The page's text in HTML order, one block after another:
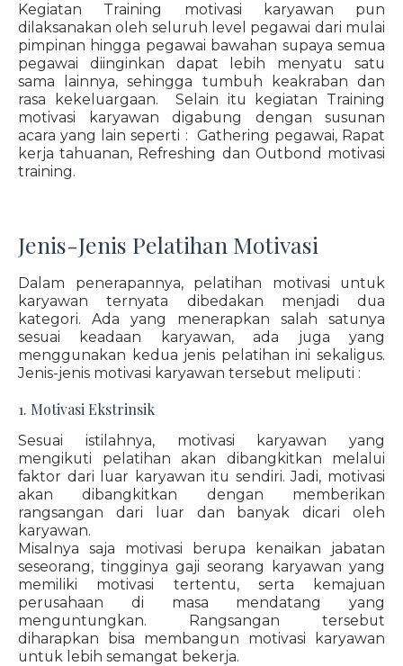
Kegiatan Training motivasi karyawan pun
dilaksanakan oleh seluruh level pegawai dari mulai
pimpinan hingga pegawai bawahan supaya semua
pegawai diinginkan dapat lebih menyatu satu
sama lainnya, sehingga tumbuh keakraban dan
rasa kekeluargaan. Selain itu kegiatan Training
motivasi karyawan digabung dengan susunan
acara yang lain seperti : Gathering pegawai, Rapat
kerja tahuanan, Refreshing dan Outbond motivasi
training.
Jenis-Jenis Pelatihan Motivasi
Dalam penerapannya, pelatihan motivasi untuk
karyawan ternyata dibedakan menjadi dua
kategori. Ada yang menerapkan salah satunya
sesuai keadaan karyawan, ada juga yang
menggunakan kedua jenis pelatihan ini sekaligus.
Jenis-jenis motivasi karyawan tersebut meliputi :
1. Motivasi Ekstrinsik
Sesuai istilahnya, motivasi karyawan yang
mengikuti pelatihan akan dibangkitkan melalui
faktor dari luar karyawan itu sendiri. Jadi, motivasi
akan dibangkitkan dengan memberikan
rangsangan dari luar dan banyak dicari oleh
karyawan.
Misalnya saja motivasi berupa kenaikan jabatan
seseorang, tingginya gaji seorang karyawan yang
memiliki motivasi tertentu, serta kemajuan
perusahaan di masa mendatang yang
menguntungkan. Rangsangan tersebut
diharapkan bisa membangun motivasi karyawan
untuk lebih semangat bekerja.